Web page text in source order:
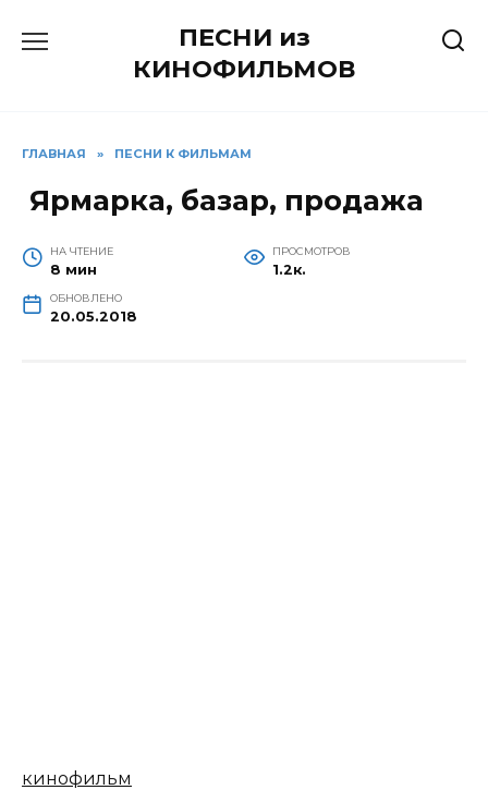
ПЕСНИ из
КИНОФИЛЬМОВ
ГЛАВНАЯ » ПЕСНИ К ФИЛЬМАМ
Ярмарка, базар, продажа
НА ЧТЕНИЕ
8 мин
ПРОСМОТРОВ
1.2к.
ОБНОВЛЕНО
20.05.2018
кинофильм